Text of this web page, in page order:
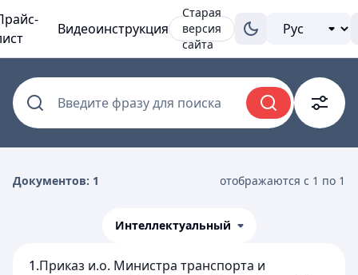
Видеоинструкция
Старая
версия
сайта
Введите фразу для поиска
Документов: 1 отображаются с 1 по 1
Интеллектуальный
1.Приказ и.о. Министра транспорта и